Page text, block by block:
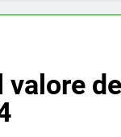
valore